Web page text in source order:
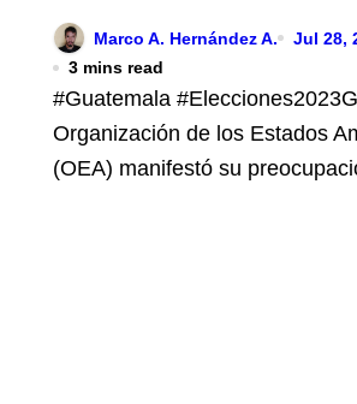
la OEA visitará
Marco A. Hernández A.
Jul 28,
3 mins read
#Guatemala #Elecciones2023Gt La
Organización de los Estados
(OEA) manifestó su